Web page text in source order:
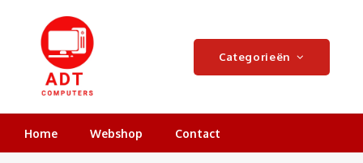
Categorieën
Home Webshop Contact